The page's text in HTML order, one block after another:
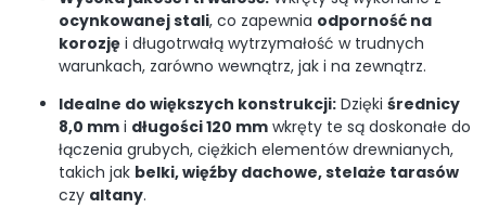
ocynkowanej stali, co zapewnia odporność na
korozję i długotrwałą wytrzymałość w trudnych
warunkach, zarówno wewnątrz, jak i na zewnątrz.
Idealne do większych konstrukcji: Dzięki średnicy
8,0 mm i długości 120 mm wkręty te są doskonałe do
łączenia grubych, ciężkich elementów drewnianych,
takich jak belki, więźby dachowe, stelaże tarasów
czy altany.